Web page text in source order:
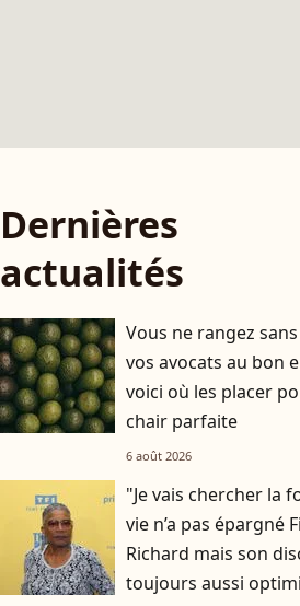
Dernières
actualités
Vous ne rangez
vos avocats au bon
voici où les placer
chair parfaite
6 août 2026
"Je vais chercher la
vie n’a pas épargné
Richard mais son
toujours aussi